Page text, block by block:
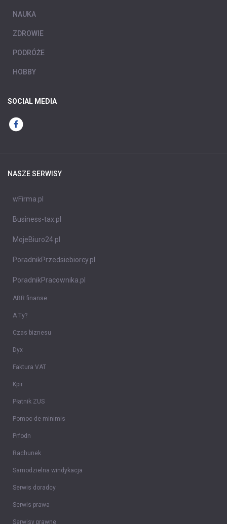
NAUKA
ZDROWIE
PODRÓŻE
HOBBY
SOCIAL MEDIA
NASZE SERWISY
wFirma.pl
Business-tax.pl
MojeBiuro24.pl
PoradnikPrzedsiebiorcy.pl
PoradnikPracownika.pl
ABR finanse
A Ty?
Czas biznesu
Dyx
Faktura VAT
Kpir
Płatnik ZUS
Pomoc de minimis
Prfodn
Rachunek
Samodzielna windykacja
Serwis doradcy
Serwis prawa
Serwisy prawne